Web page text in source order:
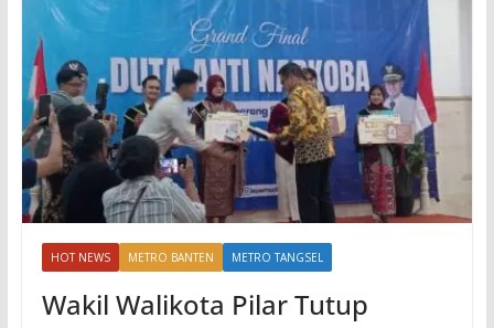
HOT NEWS METRO BANTEN METRO TANGSEL
Wakil Walikota Pilar Tutup